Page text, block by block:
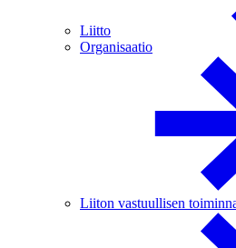
Liitto
Organisaatio
Liiton vastuullisen